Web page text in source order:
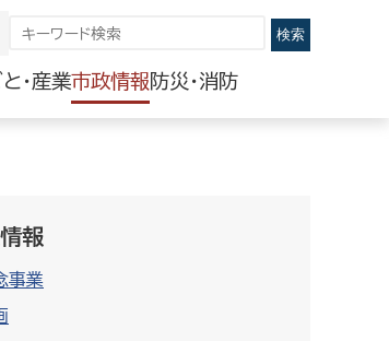
・産業市政情報 防災・消防
報
事業